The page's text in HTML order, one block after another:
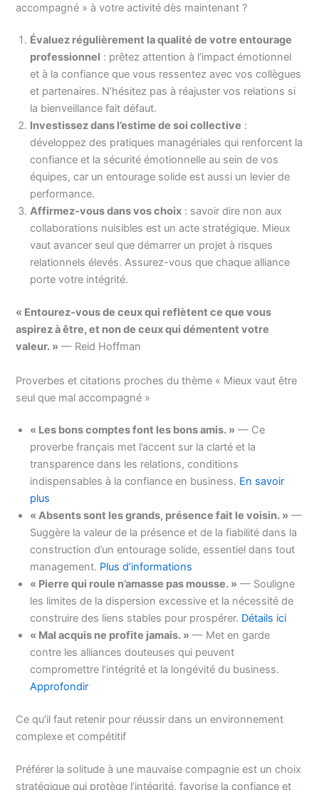
accompagné » à votre activité dès maintenant ?
Évaluez régulièrement la qualité de votre entourage
professionnel : prêtez attention à l’impact émotionnel
et à la confiance que vous ressentez avec vos collègues
et partenaires. N’hésitez pas à réajuster vos relations si
la bienveillance fait défaut.
Investissez dans l’estime de soi collective :
développez des pratiques managériales qui renforcent la
confiance et la sécurité émotionnelle au sein de vos
équipes, car un entourage solide est aussi un levier de
performance.
Affirmez-vous dans vos choix : savoir dire non aux
collaborations nuisibles est un acte stratégique. Mieux
vaut avancer seul que démarrer un projet à risques
relationnels élevés. Assurez-vous que chaque alliance
porte votre intégrité.
« Entourez-vous de ceux qui reflètent ce que vous
aspirez à être, et non de ceux qui démentent votre
valeur. » — Reid Hoffman
Proverbes et citations proches du thème « Mieux vaut être
seul que mal accompagné »
« Les bons comptes font les bons amis. » — Ce
proverbe français met l’accent sur la clarté et la
transparence dans les relations, conditions
indispensables à la confiance en business. En savoir
plus
« Absents sont les grands, présence fait le voisin. » —
Suggère la valeur de la présence et de la fiabilité dans la
construction d’un entourage solide, essentiel dans tout
management. Plus d’informations
« Pierre qui roule n’amasse pas mousse. » — Souligne
les limites de la dispersion excessive et la nécessité de
construire des liens stables pour prospérer. Détails ici
« Mal acquis ne profite jamais. » — Met en garde
contre les alliances douteuses qui peuvent
compromettre l’intégrité et la longévité du business.
Approfondir
Ce qu’il faut retenir pour réussir dans un environnement
complexe et compétitif
Préférer la solitude à une mauvaise compagnie est un choix
stratégique qui protège l’intégrité, favorise la confiance et